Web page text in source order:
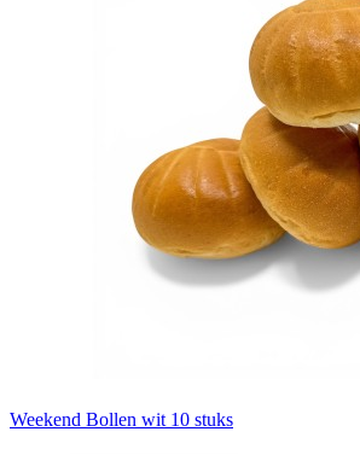
Weekend Bollen wit 10 stuks